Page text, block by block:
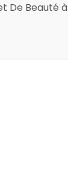
De Beauté à